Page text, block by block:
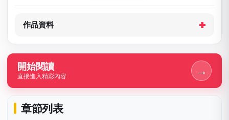
作品資料
開始閱讀
直接進入精彩內容 →
章節列表